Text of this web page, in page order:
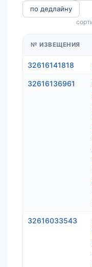
по дедлайну
№ ИЗВЕЩЕНИЯ
32616141818
32616136961
32616033543